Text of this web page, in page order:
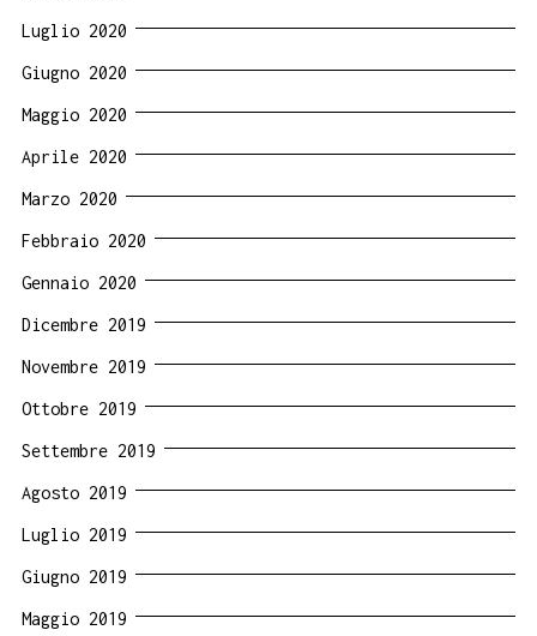
Luglio 2020
Giugno 2020
Maggio 2020
Aprile 2020
Marzo 2020
Febbraio 2020
Gennaio 2020
Dicembre 2019
Novembre 2019
Ottobre 2019
Settembre 2019
Agosto 2019
Luglio 2019
Giugno 2019
Maggio 2019